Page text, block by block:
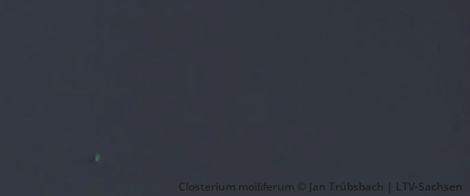
Closterium moiliferum © Jan Trübsbach | LTV-Sachsen